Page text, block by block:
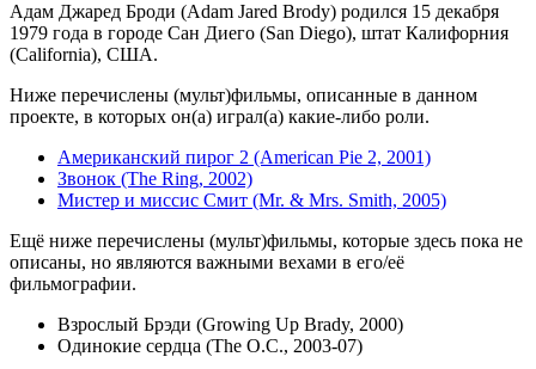
Адам Джаред Броди (Adam Jared Brody) родился 15 декабря
1979 года в городе Сан Диего (San Diego), штат Калифорния
(California), США.
Ниже перечислены (мульт)фильмы, описанные в данном
проекте, в которых он(а) играл(а) какие-либо роли.
Американский пирог 2 (American Pie 2, 2001)
Звонок (The Ring, 2002)
Мистер и миссис Смит (Mr. & Mrs. Smith, 2005)
Ещё ниже перечислены (мульт)фильмы, которые здесь пока не
описаны, но являются важными вехами в его/её
фильмографии.
Взрослый Брэди (Growing Up Brady, 2000)
Одинокие сердца (The O.C., 2003-07)